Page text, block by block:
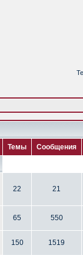
Темы Сообщения
22 21
65 550
150 1519